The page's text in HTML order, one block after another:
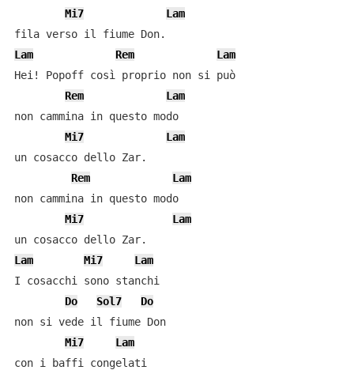
Mi7
Lam
Lam
Rem
Lam
Hei! Popoff così proprio non si può
Rem
Lam
non cammina in questo modo
Mi7
Lam
un cosacco dello Zar.
Rem
Lam
non cammina in questo modo
Mi7
Lam
Lam
Mi7
Lam
I cosacchi sono stanchi
Do
Sol7
Do
non si vede il fiume Don
Mi7
Lam
con i baffi congelati